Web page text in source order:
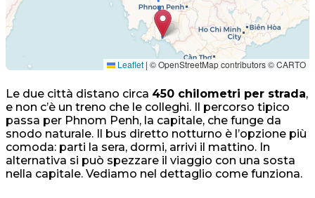
Leaflet | © OpenStreetMap contributors © CARTO
Le due città distano circa 450 chilometri per strada,
e non c’è un treno che le colleghi. Il percorso tipico
passa per Phnom Penh, la capitale, che funge da
snodo naturale. Il bus diretto notturno è l’opzione più
comoda: parti la sera, dormi, arrivi il mattino. In
alternativa si può spezzare il viaggio con una sosta
nella capitale. Vediamo nel dettaglio come funziona.